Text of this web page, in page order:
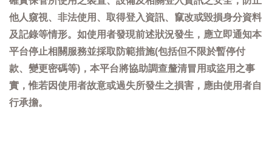
他人窺視、非法使用、取得登入資訊、竄改或毀損身分資料
及記錄等情形。如使用者發現前述狀況發生，應立即通知本
平台停止相關服務並採取防範措施(包括但不限於暫停付
款、變更密碼等)，本平台將協助調查釐清冒用或盜用之事
實，惟若因使用者故意或過失所發生之損害，應由使用者自
行承擔。